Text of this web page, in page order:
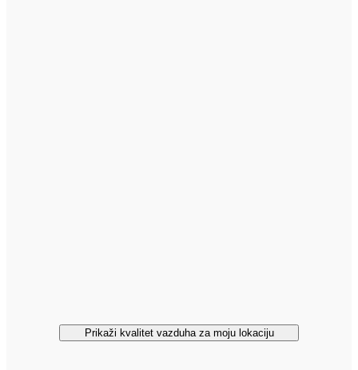
Prikaži kvalitet vazduha za moju lokaciju